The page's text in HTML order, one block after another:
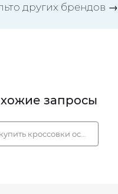
других брендов →
запросы
кроссовки осень